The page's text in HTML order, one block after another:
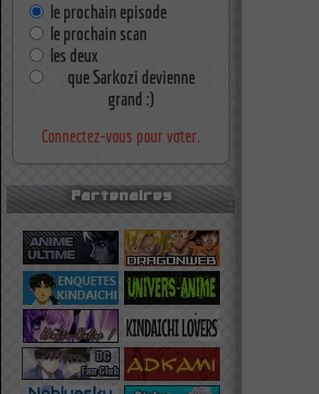
le prochain episode
le prochain scan
les deux
que Sarkozi devienne
grand :)
Connectez-vous pour voter.
Partenaires